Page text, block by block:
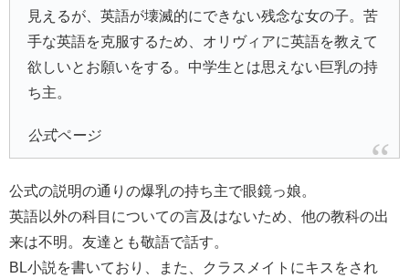
見えるが、英語が壊滅的にできない残念な女の子。苦
手な英語を克服するため、オリヴィアに英語を教えて
欲しいとお願いをする。中学生とは思えない巨乳の持
ち主。
公式ページ
公式の説明の通りの爆乳の持ち主で眼鏡っ娘。
英語以外の科目についての言及はないため、他の教科の出
来は不明。友達とも敬語で話す。
BL小説を書いており、また、クラスメイトにキスをされ